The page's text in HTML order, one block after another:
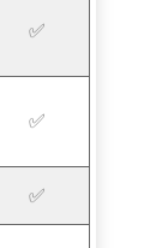
✅
✅
✅